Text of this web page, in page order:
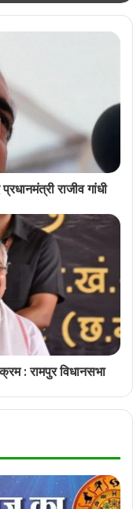
राजीव गांधी
: रामपुर विधानसभा